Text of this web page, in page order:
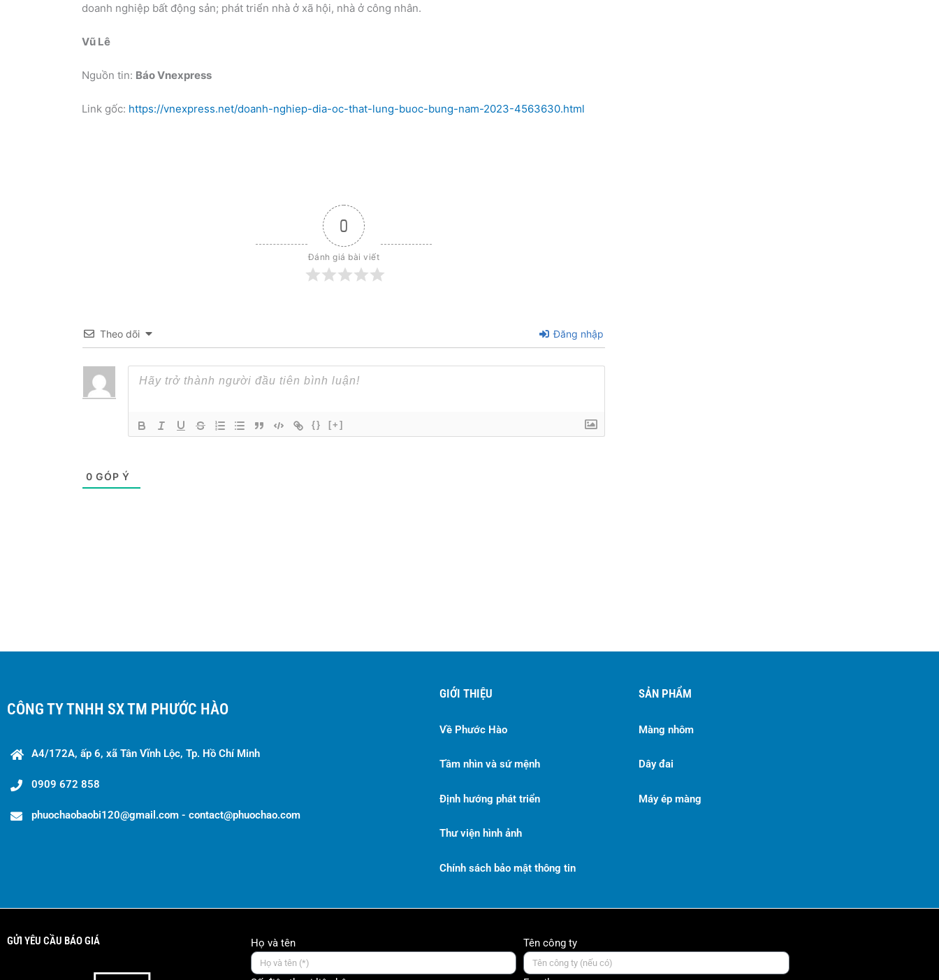
doanh nghiệp bất động sản; phát triển nhà ở xã hội, nhà ở công nhân.
Vũ Lê
Nguồn tin: Báo Vnexpress
Link gốc: https://vnexpress.net/doanh-nghiep-dia-oc-that-lung-buoc-bung-nam-2023-4563630.html
0
Đánh giá bài viết
Theo dõi Đăng nhập
{} [+]
0 GÓP Ý
CÔNG TY TNHH SX TM PHƯỚC HÀO
A4/172A, ấp 6, xã Tân Vĩnh Lộc, Tp. Hồ Chí Minh
0909 672 858
phuochaobaobi120@gmail.com - contact@phuochao.com
GIỚI THIỆU
Về Phước Hào
Tầm nhìn và sứ mệnh
Định hướng phát triển
Thư viện hình ảnh
Chính sách bảo mật thông tin
SẢN PHẨM
Màng nhôm
Dây đai
Máy ép màng
GỬI YÊU CẦU BÁO GIÁ Họ và tên Tên công ty